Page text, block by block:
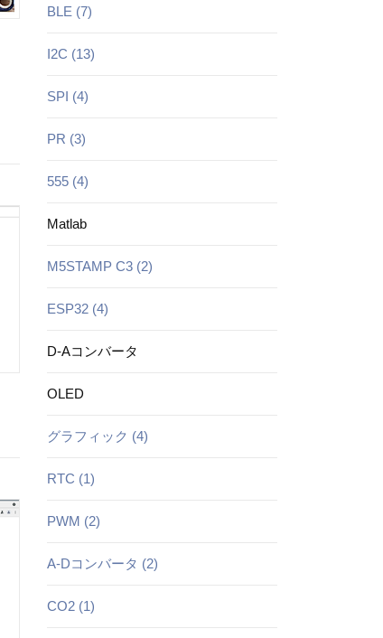
BLE (7)
I2C (13)
SPI (4)
PR (3)
555 (4)
Matlab
M5STAMP C3 (2)
ESP32 (4)
D-Aコンバータ
OLED
グラフィック (4)
RTC (1)
PWM (2)
A-Dコンバータ (2)
CO2 (1)